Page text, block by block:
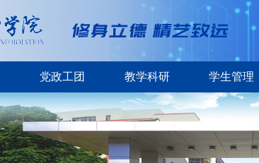
党政工团 教学科研 学生管理